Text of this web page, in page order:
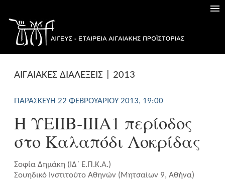
AΙΓΑΙΑΚΕΣ ΔΙΑΛΕΞΕΙΣ | 2013
ΠΑΡΑΣΚΕΥΉ 22 ΦΕΒΡΟΥΑΡΊΟΥ 2013, 19:00
Η ΥΕΙΙΒ-ΙΙΙΑ1 περίοδος
στο Καλαπόδι Λοκρίδας
Σοφία Δημάκη (ΙΔ´ Ε.Π.Κ.Α.)
Σουηδικό Ινστιτούτο Αθηνών (Μητσαίων 9, Αθήνα)